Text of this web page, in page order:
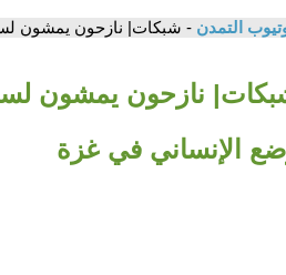
التمدن - شبكات| نازحون يمشون
نازحون يمشون
الإنساني في غزة